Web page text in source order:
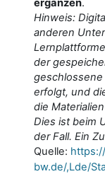
ergänzen.
Hinweis:
anderen
der
geschlossene
erfolgt, und
die
Dies ist beim
der Fall. Ein
Quelle:
bw.de/,Lde/